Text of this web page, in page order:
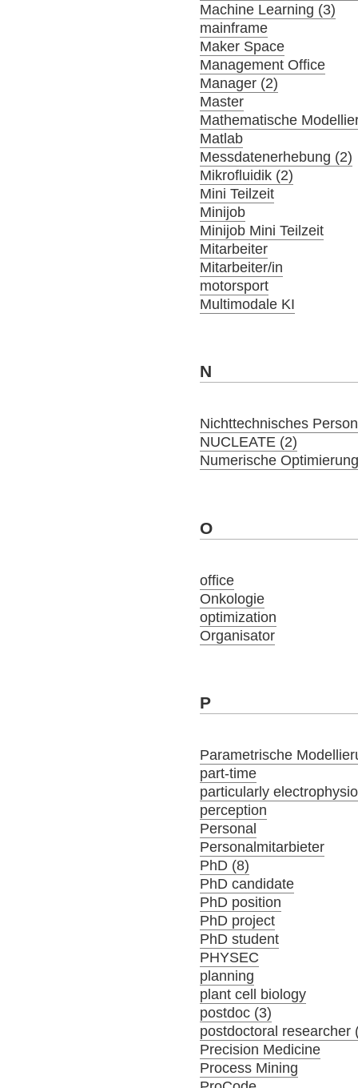
Machine Learning (3)
mainframe
Maker Space
Management Office
Manager (2)
Master
Mathematische
Matlab
Messdatenerhebung (2)
Mikrofluidik (2)
Mini Teilzeit
Minijob
Minijob Mini Teilzeit
Mitarbeiter
Mitarbeiter/in
motorsport
Multimodale KI
N
Nichttechnisches
NUCLEATE (2)
Numerische
O
office
Onkologie
optimization
Organisator
P
Parametrische
part-time
particularly
perception
Personal
Personalmitarbieter
PhD (8)
PhD candidate
PhD position
PhD project
PhD student
PHYSEC
planning
plant cell biology
postdoc (3)
postdoctoral researcher
Precision Medicine
Process Mining